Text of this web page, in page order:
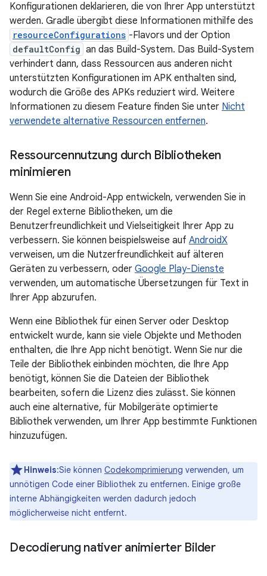
Konfigurationen deklarieren, die von Ihrer App unterstützt
werden. Gradle übergibt diese Informationen mithilfe des
resourceConfigurations -Flavors und der Option
defaultConfig an das Build-System. Das Build-System
verhindert dann, dass Ressourcen aus anderen nicht
unterstützten Konfigurationen im APK enthalten sind,
wodurch die Größe des APKs reduziert wird. Weitere
Informationen zu diesem Feature finden Sie unter Nicht
verwendete alternative Ressourcen entfernen.
Ressourcennutzung durch Bibliotheken
minimieren
Wenn Sie eine Android-App entwickeln, verwenden Sie in
der Regel externe Bibliotheken, um die
Benutzerfreundlichkeit und Vielseitigkeit Ihrer App zu
verbessern. Sie können beispielsweise auf AndroidX
verweisen, um die Nutzerfreundlichkeit auf älteren
Geräten zu verbessern, oder Google Play-Dienste
verwenden, um automatische Übersetzungen für Text in
Ihrer App abzurufen.
Wenn eine Bibliothek für einen Server oder Desktop
entwickelt wurde, kann sie viele Objekte und Methoden
enthalten, die Ihre App nicht benötigt. Wenn Sie nur die
Teile der Bibliothek einbinden möchten, die Ihre App
benötigt, können Sie die Dateien der Bibliothek
bearbeiten, sofern die Lizenz dies zulässt. Sie können
auch eine alternative, für Mobilgeräte optimierte
Bibliothek verwenden, um Ihrer App bestimmte Funktionen
hinzuzufügen.
Hinweis:Sie können Codekomprimierung verwenden, um
unnötigen Code einer Bibliothek zu entfernen. Einige große
interne Abhängigkeiten werden dadurch jedoch
möglicherweise nicht entfernt.
Decodierung nativer animierter Bilder